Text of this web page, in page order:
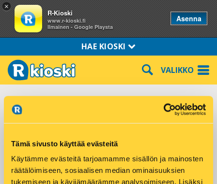
Tämä sivusto käyttää evästeitä
Käytämme evästeitä tarjoamamme sisällön ja mainosten
räätälöimiseen, sosiaalisen median ominaisuuksien
tukemiseen ja kävijämäärämme analysoimiseen. Lisäksi
×
R-Kioski
www.r-kioski.fi
Ilmainen - Google Playsta
Asenna
HAE KIOSKI
VALIKKO
Laihia Tampereentie 84
66400 LAIHIA
Puhelin: 050-5688772